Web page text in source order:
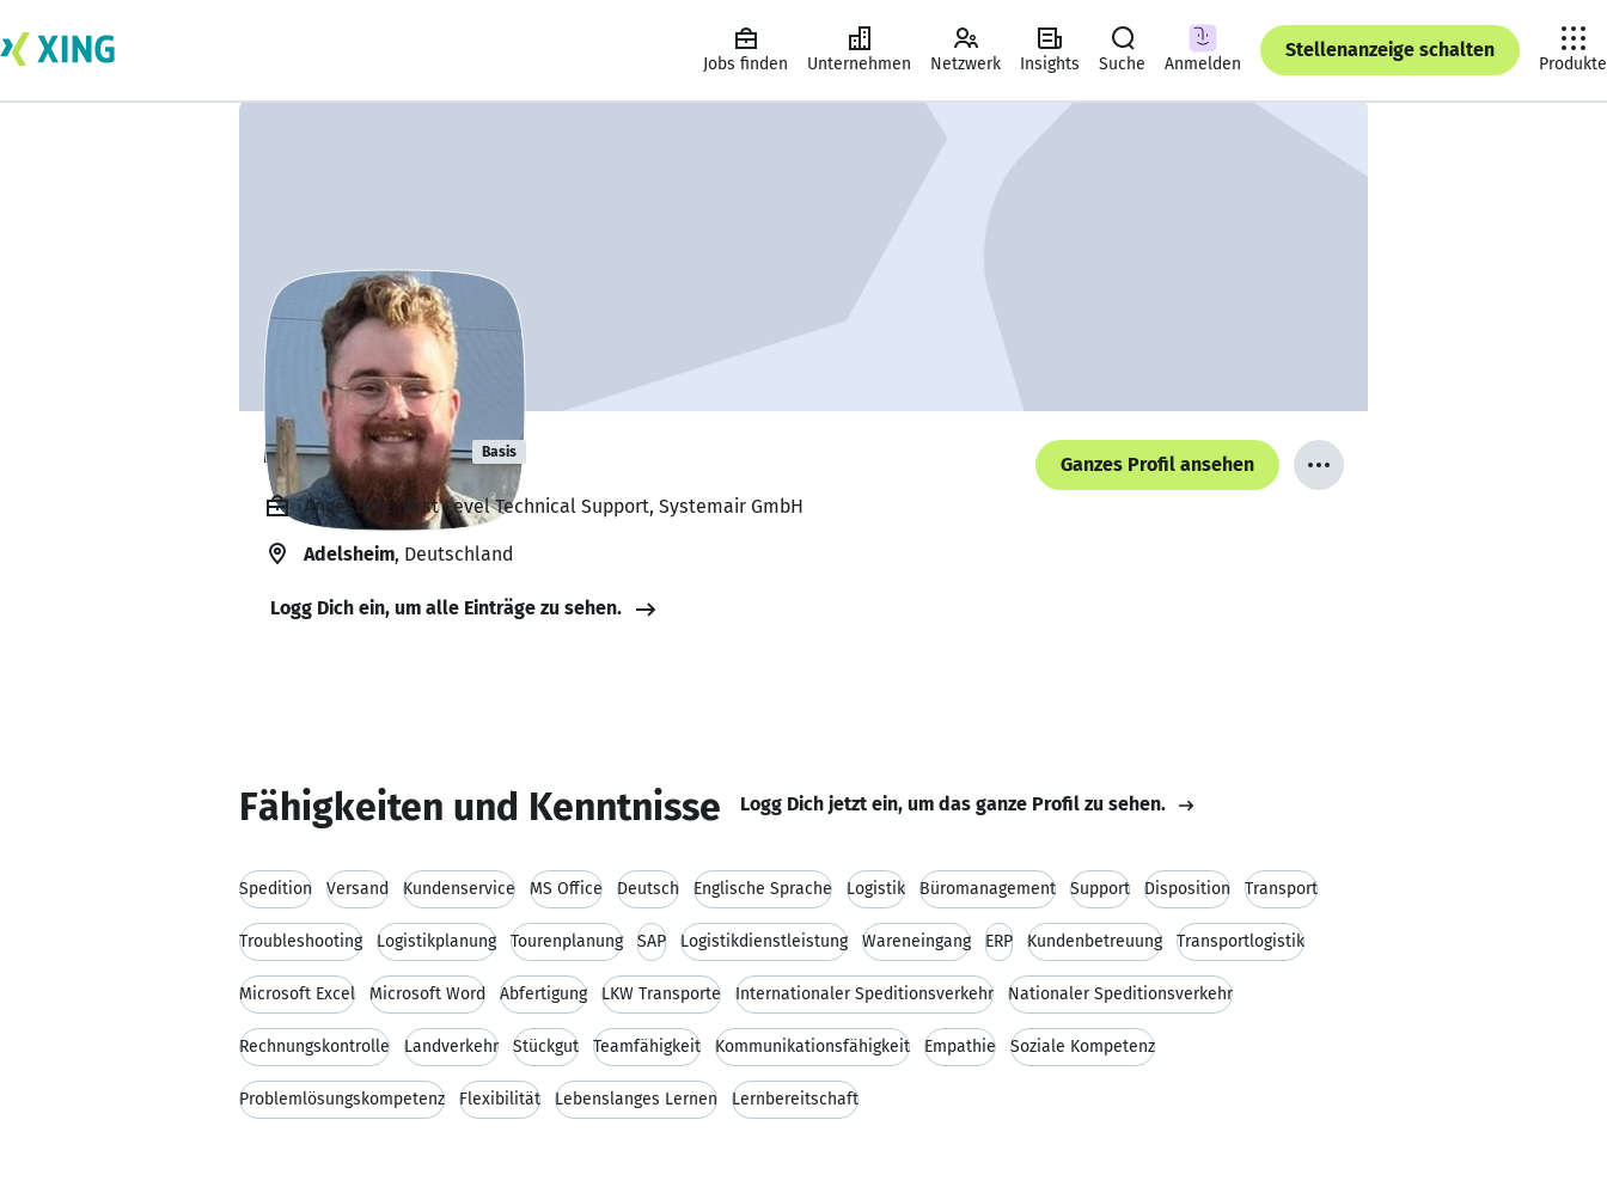
Jobs finden Unternehmen Netzwerk Insights Suche Anmelden
Stellenanzeige schalten
Produkte
Moritz Rapps Basis
Ganzes Profil ansehen
Angestellt, First Level Technical Support, Systemair GmbH
Adelsheim, Deutschland
Logg Dich ein, um alle Einträge zu sehen.
Fähigkeiten und Kenntnisse Logg Dich jetzt ein, um das ganze Profil zu sehen.
Spedition Versand Kundenservice MS Office Deutsch Englische Sprache Logistik Büromanagement Support Disposition Transport
Troubleshooting Logistikplanung Tourenplanung SAP Logistikdienstleistung Wareneingang ERP Kundenbetreuung Transportlogistik
Microsoft Excel Microsoft Word Abfertigung LKW Transporte Internationaler Speditionsverkehr Nationaler Speditionsverkehr
Rechnungskontrolle Landverkehr Stückgut Teamfähigkeit Kommunikationsfähigkeit Empathie Soziale Kompetenz
Problemlösungskompetenz Flexibilität Lebenslanges Lernen Lernbereitschaft